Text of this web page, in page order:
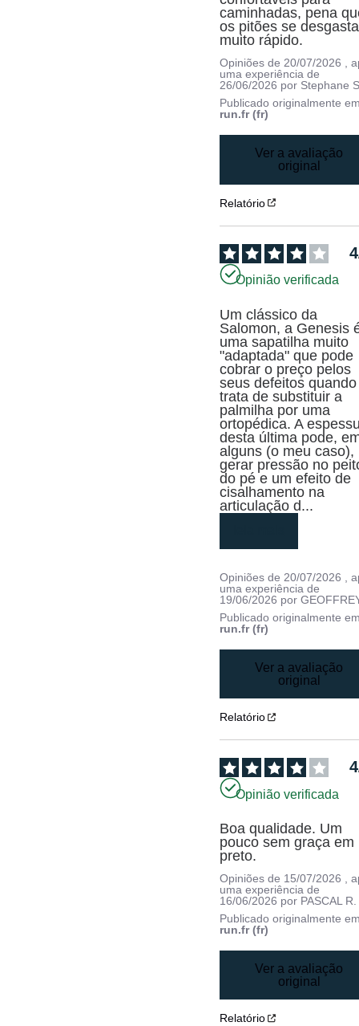
caminhadas, pena
os pitões se
muito rápido.
Opiniões de20/07/2026 ,
uma experiência de
26/06/2026 por Stephane
Publicado originalmente
run.fr (fr)
Ver a avaliação
original
Relatório
4
Opinião verificada
Um clássico da
Salomon, a Genesis
uma sapatilha muito
"adaptada" que pode
cobrar o preço pelos
seus defeitos
trata de substituir a
palmilha por uma
ortopédica. A
desta última pode,
alguns (o meu caso),
gerar pressão no
do pé e um efeito de
cisalhamento na
articulação d...
Opiniões de 20/07/2026
,
uma experiência de
19/06/2026 por
Publicado originalmente
run.fr (fr)
Ver a avaliação
original
Relatório
4
Opinião verificada
Boa qualidade. Um
pouco sem graça em
preto.
Opiniões de 15/07/2026 ,
uma experiência de
16/06/2026 por PASCAL R.
Publicado originalmente
run.fr (fr)
Ver a avaliação
original
Relatório